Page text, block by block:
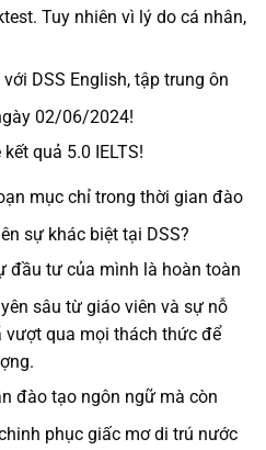
Tuy nhiên vì lý do cá nhân,
DSS English, tập trung ôn
02/06/2024!
quả 5.0 IELTS!
mục chỉ trong thời gian đào
sự khác biệt tại DSS?
đầu tư của mình là hoàn toàn
sâu từ giáo viên và sự nỗ
vượt qua mọi thách thức để
đào tạo ngôn ngữ mà còn
phục giấc mơ di trú nước